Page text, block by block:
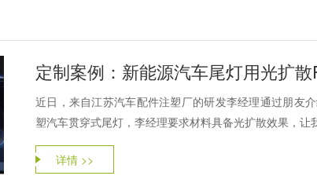
定制案例：新能源汽车尾灯用光扩
近日，来自江苏汽车配件注塑厂的研发李经理通过朋友
塑汽车贯穿式尾灯，李经理要求材料具备光扩散效果，让
详情 >>